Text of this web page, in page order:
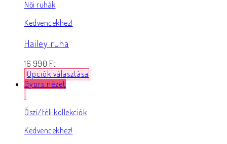
Női ruhák
Kedvencekhez!
Hailey ruha
16 990 Ft
Opciók választása
Gyors nézet
Őszi/téli kollekciók
Kedvencekhez!